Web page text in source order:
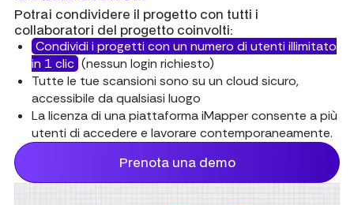
Potrai condividere il progetto con tutti i
collaboratori del progetto coinvolti:
Condividi i progetti con un numero di utenti illimitato
in 1 clic (nessun login richiesto)
Tutte le tue scansioni sono su un cloud sicuro,
accessibile da qualsiasi luogo
La licenza di una piattaforma iMapper consente a più
utenti di accedere e lavorare contemporaneamente.
Prenota una demo